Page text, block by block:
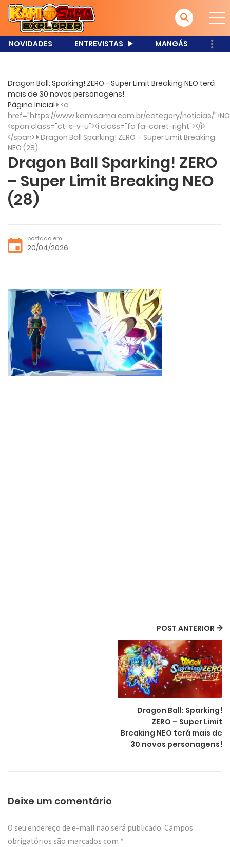
NOVIDADES ENTREVISTAS MANGÁS
Dragon Ball: Sparking! ZERO - Super Limit Breaking NEO terá
mais de 30 novos personagens!
Página Inicial <a
href="https://www.kamisama.com.br/category/noticias/
<span class="ct-s-v-u"><i class="fa fa-caret-right"></i>
</span> Dragon Ball Sparking! ZERO – Super Limit Breaking
NEO (28)
Dragon Ball Sparking! ZERO
– Super Limit Breaking NEO
(28)
postado em
20/04/2026
POST ANTERIOR
Dragon Ball: Sparking!
ZERO – Super Limit
Breaking NEO terá mais de
30 novos personagens!
Deixe um comentário
O seu endereço de e-mail não será publicado. Campos
obrigatórios são marcados com *